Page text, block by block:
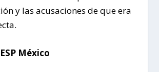
y las acusaciones de que era
México